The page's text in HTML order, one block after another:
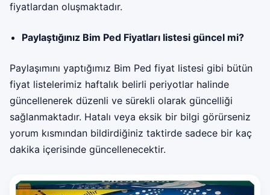
fiyatlardan oluşmaktadır.
Paylaştığınız Bim Ped Fiyatları listesi güncel mi?
Paylaşımını yaptığımız Bim Ped fiyat listesi gibi bütün
fiyat listelerimiz haftalık belirli periyotlar halinde
güncellenerek düzenli ve sürekli olarak güncelliği
sağlanmaktadır. Hatalı veya eksik bir bilgi görürseniz
yorum kısmından bildirdiğiniz taktirde sadece bir kaç
dakika içerisinde güncellenecektir.